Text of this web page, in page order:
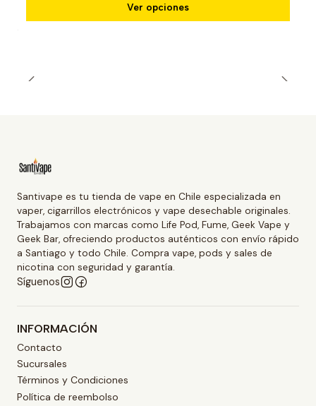
Ver opciones
Santivape es tu tienda de vape en Chile especializada en
vaper, cigarrillos electrónicos y vape desechable originales.
Trabajamos con marcas como Life Pod, Fume, Geek Vape y
Geek Bar, ofreciendo productos auténticos con envío rápido
a Santiago y todo Chile. Compra vape, pods y sales de
nicotina con seguridad y garantía.
Síguenos
INFORMACIÓN
Contacto
Sucursales
Términos y Condiciones
Política de reembolso